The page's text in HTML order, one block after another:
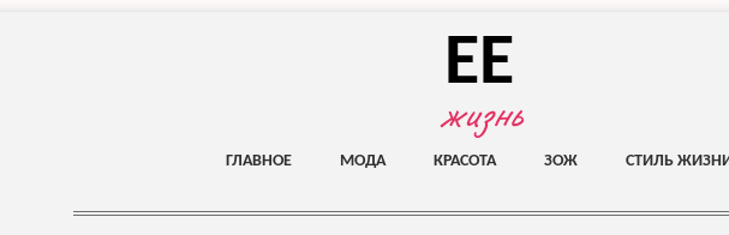
EE
жизнь
ГЛАВНОЕ МОДА КРАСОТА ЗОЖ СТИЛЬ